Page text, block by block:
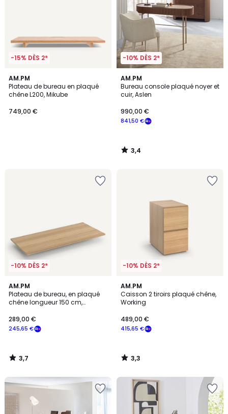
-15% DÈS 2*
AM.PM
Plateau de bureau en plaqué
chêne L200, Mikube
749,00 €
-10% DÈS 2*
AM.PM
Bureau console plaqué noyer et
cuir, Aslen
841,50 €
990,00 €
3,4
/ 5
3,4
/
-10% DÈS 2*
AM.PM
Plateau de bureau, en plaqué
chêne longueur 150 cm,
245,65 €
289,00 €
3,7
/ 5
3,7
/
-10% DÈS 2*
AM.PM
Caisson 2 tiroirs plaqué chêne,
Working
415,65 €
489,00 €
3,3
/ 5
3,3
/